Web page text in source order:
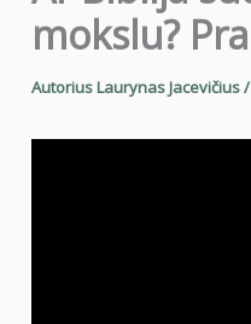
mokslu?
AutoriusLaurynas Jacevičius